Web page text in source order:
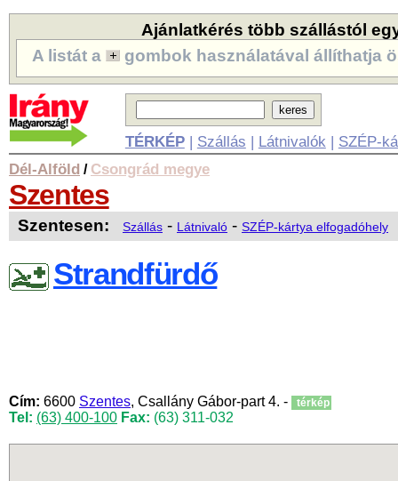
Ajánlatkérés több szállástól
A listát a
gombok használatával állíthatja
TÉRKÉP| Szállás | Látnivalók | SZÉP-
Dél-Alföld / Csongrád megye
Szentes
Szentesen: Szállás - Látnivaló - SZÉP-kártya elfogadóhely
Strandfürdő
Cím: 6600 Szentes, Csallány Gábor-part 4. - térkép
Tel: (63) 400-100 Fax: (63) 311-032